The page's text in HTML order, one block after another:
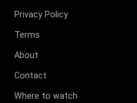
Privacy Policy
Terms
About
Contact
Where to watch